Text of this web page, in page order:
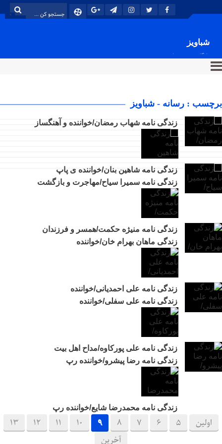
شباویز
پایگاه خبری شباویز
برچسب : رسانه - شباویز
زندگی نامه شهاب رمضان/خواننده و آهنگساز
زندگی نامه شاهین بنان/خواننده ی پاپ
زندگی نامه سمیرا سیاح/مهاجرت و بازگشت
زندگی نامه منیژه حکمت/همسر و فرزندان
زندگی ماهان بهرام خان/خواننده
زندگی نامه علی احمدیانی/خواننده
زندگی نامه علی سفلی/خواننده
زندگی نامه علی پورکاوه/مداح اهل بیت
زندگی نامه رضا پیشرو/خواننده رپ
زندگی نامه محمدرضا شایع/خواننده رپ
اولین 5
6
7
8
9
10
11
12
13
آخرین